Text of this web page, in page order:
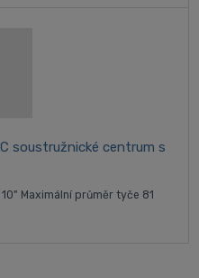
soustružnické centrum s
Maximální průměr tyče 81